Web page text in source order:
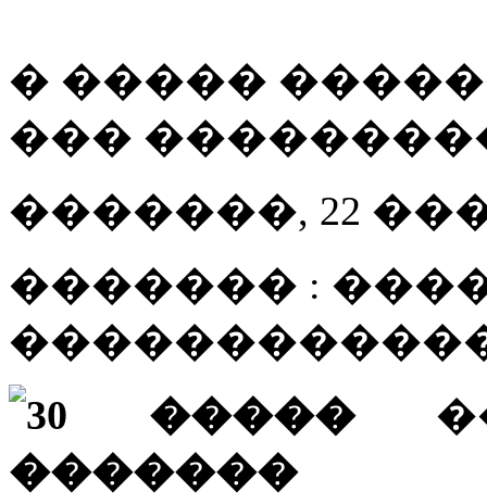
� �����
���
�������, 22 ���
������� :
30 �����
�������